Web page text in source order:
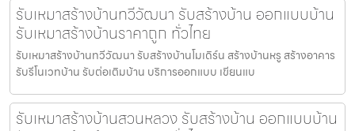
รับเหมาสร้างบ้านทวีวัฒนา รับสร้างบ้าน ออกแบบบ้าน
รับเหมาสร้างบ้านราคาถูก ทั่วไทย
รับเหมาสร้างบ้านทวีวัฒนา รับสร้างบ้านโมเดิร์น สร้างบ้านหรู สร้างอาคาร
รับรีโนเวทบ้าน รับต่อเติมบ้าน บริการออกแบบ เขียนแบ
รับเหมาสร้างบ้านสวนหลวง รับสร้างบ้าน ออกแบบบ้าน